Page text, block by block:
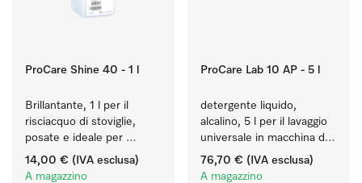
ProCare Shine 40 - 1 l
Brillantante, 1 l per il
risciacquo di stoviglie,
posate e ideale per
bicchieri.
14,00 € (IVA esclusa)
A magazzino
ProCare Lab 10 AP - 5 l
detergente liquido,
alcalino, 5 l per il lavaggio
universale in macchina di
vetreria e utensili da
laboratorio.
76,70 € (IVA esclusa)
A magazzino